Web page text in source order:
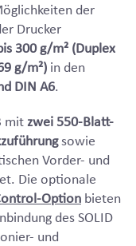
der
Drucker
300 g/m² (Duplex
g/m²) in den
DIN A6.
mit zwei 550-Blatt-
sowie
Vorder- und
Die optionale
Option bieten
des SOLID
und